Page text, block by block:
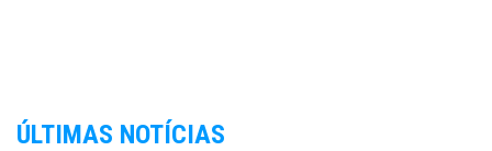
ÚLTIMAS NOTÍCIAS